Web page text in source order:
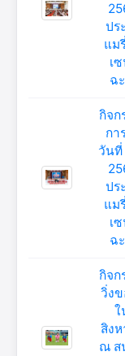
ปร
แม
เ
ฉ
กิจก
กา
วันที่
ปร
แม
เ
ฉ
กิจก
วิ่ง
ใ
สิง
ณ ส